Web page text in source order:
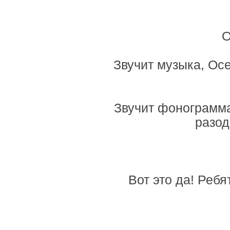
Звучит музыка,
Звучит
Вот это да!